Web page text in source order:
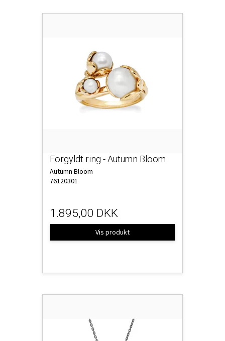
Forgyldt ring - Autumn Bloom
Autumn Bloom
76120301
1.895,00 DKK
Vis produkt